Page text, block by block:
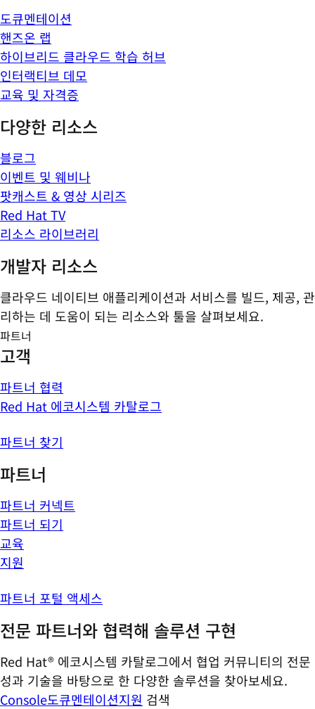
도큐멘테이션
핸즈온 랩
하이브리드 클라우드 학습 허브
인터랙티브 데모
교육 및 자격증
다양한 리소스
블로그
이벤트 및 웨비나
팟캐스트 & 영상 시리즈
Red Hat TV
리소스 라이브러리
개발자 리소스
클라우드 네이티브 애플리케이션과 서비스를 빌드, 제공, 관
리하는 데 도움이 되는 리소스와 툴을 살펴보세요.
파트너
고객
파트너 협력
Red Hat 에코시스템 카탈로그
파트너 찾기
파트너
파트너 커넥트
파트너 되기
교육
지원
파트너 포털 액세스
전문 파트너와 협력해 솔루션 구현
Red Hat® 에코시스템 카탈로그에서 협업 커뮤니티의 전문
성과 기술을 바탕으로 한 다양한 솔루션을 찾아보세요.
Console도큐멘테이션지원 검색